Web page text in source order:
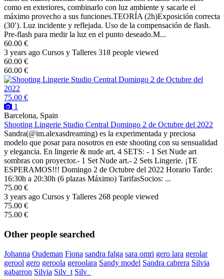
como en exteriores, combinarlo con luz ambiente y sacarle el
máximo provecho a sus funciones.TEORÍA (2h)Exposición correcta
(30′). Luz incidente y reflejada. Uso de la compensación de flash.
Pre-flash para medir la luz en el punto deseado.M...
60.00 €
3 years ago Cursos y Talleres 318 people viewed
60.00 €
60.00 €
75.00 €
1
Barcelona, Spain
Shooting Lingerie Studio Central Domingo 2 de Octubre del 2022
Sandra(@im.alexasdreaming) es la experimentada y preciosa
modelo que posar para nosotros en este shooting con su sensualidad
y elegancia. En lingerie & nude art. 4 SETS: - 1 Set Nude art
sombras con proyector.- 1 Set Nude art.- 2 Sets Lingerie. ¡TE
ESPERAMOS!!! Domingo 2 de Octubre del 2022 Horario Tarde:
16:30h a 20:30h (6 plazas Máximo) TarifasSocios: ...
75.00 €
3 years ago Cursos y Talleres 268 people viewed
75.00 €
75.00 €
Other people searched
Johanna Oudeman Fiona sandra falga sara omri gero lara gerolar
gerool gero geroola geroolara Sandy model Sandra cabrera Silvia
gabarron Silvia Silv_t Silv_